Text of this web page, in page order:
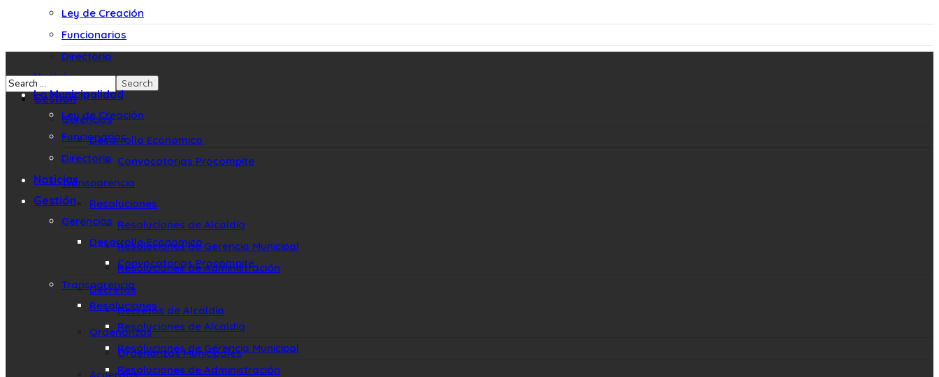
Ley de Creación
Funcionarios
Directorio
Noticias
Gestión
Gerencias
Desarrollo Economico
Convocatorias Procompite
Transparencia
Resoluciones
Resoluciones de Alcaldía
Resoluciones de Gerencia Municipal
Resoluciones de Administración
Decretos
Decretos de Alcaldía
Ordenanzas
Ordenanzas Municipales
La Municipalidad
Ley de Creación
Funcionarios
Directorio
Noticias
Gestión
Gerencias
Desarrollo Economico
Convocatorias Procompite
Transparencia
Resoluciones
Resoluciones de Alcaldía
Resoluciones de Gerencia Municipal
Resoluciones de Administración